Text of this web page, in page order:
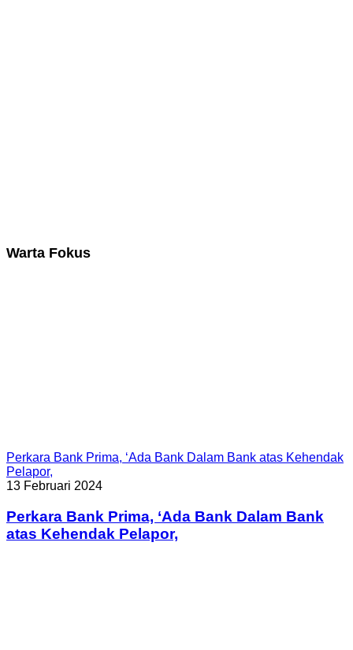
Warta Fokus
Perkara Bank Prima, ‘Ada Bank Dalam Bank atas Kehendak
Pelapor,
13 Februari 2024
Perkara Bank Prima, ‘Ada Bank Dalam Bank
atas Kehendak Pelapor,